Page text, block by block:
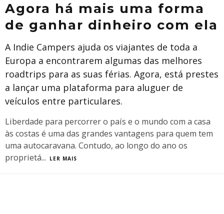
Agora há mais uma forma
de ganhar dinheiro com ela
A Indie Campers ajuda os viajantes de toda a
Europa a encontrarem algumas das melhores
roadtrips para as suas férias. Agora, está prestes
a lançar uma plataforma para aluguer de
veículos entre particulares.
Liberdade para percorrer o país e o mundo com a casa
às costas é uma das grandes vantagens para quem tem
uma autocaravana. Contudo, ao longo do ano os
proprietá... LER MAIS